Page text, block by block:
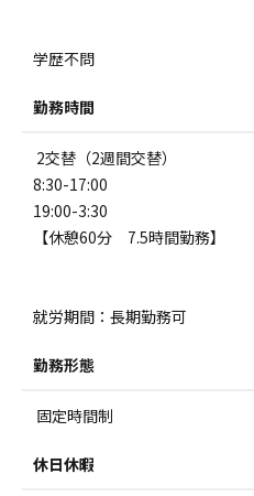
学歴不問
勤務時間
2交替（2週間交替）
8:30-17:00
19:00-3:30
【休憩60分 7.5時間勤務】
就労期間：長期勤務可
勤務形態
固定時間制
休日休暇